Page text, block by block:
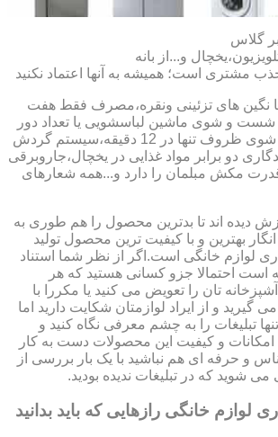
گلاس
و...از بانه
مشتری است؛ همیشه به آنها اعتماد نکنید
نگین های تزئینی ونقره،مصرف فقط هفت
شست و شوی ماشین لباسشویی یا تعداد دور
دیگ درونی،شست و شوی ظروف تنها در 12 دقیقه،سیستم گردش
دو برابر مواد غذایی در یخچال،جاروبرقی
مکش مبلمان را دارد و...همه شعارهای
دیده اند تا بدترین محصول را هم طوری به
بهترین و با کیفیت ترین محصول تولید
لوازم خانگی است.اگر از نظر شما استناد
است احتمالا جزو کسانی هستید که هر
تان را تعویض می کنید یا مکررا با
گیرید و از ایراد لوازمتان شکایت دارید اما
تبلیغات را به چشم معرفی نگاه کنید و
و کیفیت این محصولات دست به کار
و حرفه ای هم نباشید با یک بار بررسی از
می شوید که در تبلیغات ندیده بودید.
خانگی رازهایی که باید بدانید